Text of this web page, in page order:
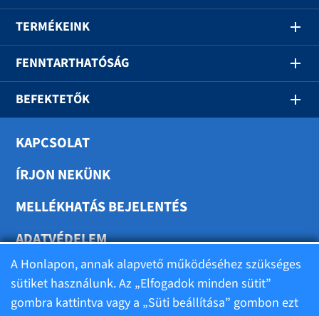
TERMÉKEINK
FENNTARTHATÓSÁG
BEFEKTETŐK
KAPCSOLAT
ÍRJON NEKÜNK
MELLÉKHATÁS BEJELENTÉS
ADATVÉDELEM
SÜTIK BEÁLLÍTÁSA
A Honlapon, annak alapvető működéséhez szükséges
sütiket használunk. Az „Elfogadok minden sütit”
gombra kattintva vagy a „Süti beállítása” gombon ezt